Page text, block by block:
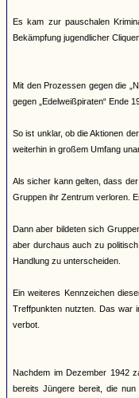
Es kam zur pauschalen
Bekämpfung jugendlicher
Mit den Prozessen gegen die
gegen „Edelweißpiraten“ Ende
So ist unklar, ob die Aktionen
weiterhin in großem Umfang
Als sicher kann gelten, dass
Gruppen ihr Zentrum verloren.
Dann aber bildeten sich
aber durchaus auch zu
Handlung zu unterscheiden.
Ein weiteres Kennzeichen
Treffpunkten nutzten. Das war
verbot.
Nachdem im Dezember 1942
bereits Jüngere bereit, die